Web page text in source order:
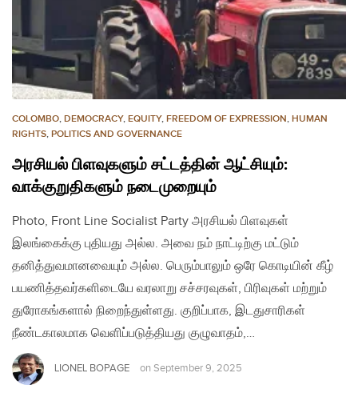
COLOMBO, DEMOCRACY, EQUITY, FREEDOM OF EXPRESSION, HUMAN
RIGHTS, POLITICS AND GOVERNANCE
அரசியல் பிளவுகளும் சட்டத்தின் ஆட்சியும்:
வாக்குறுதிகளும் நடைமுறையும்
Photo, Front Line Socialist Party அரசியல் பிளவுகள்
இலங்கைக்கு புதியது அல்ல. அவை நம் நாட்டிற்கு மட்டும்
தனித்துவமானவையும் அல்ல. பெரும்பாலும் ஒரே கொடியின் கீழ்
பயணித்தவர்களிடையே வரலாறு சச்சரவுகள், பிரிவுகள் மற்றும்
துரோகங்களால் நிறைந்துள்ளது. குறிப்பாக, இடதுசாரிகள்
நீண்டகாலமாக வெளிப்படுத்தியது குழுவாதம்,…
LIONEL BOPAGE on September 9, 2025